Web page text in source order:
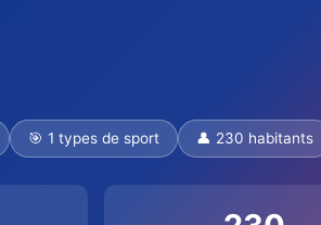
🎯 1 types de sport 👤 230 habitants